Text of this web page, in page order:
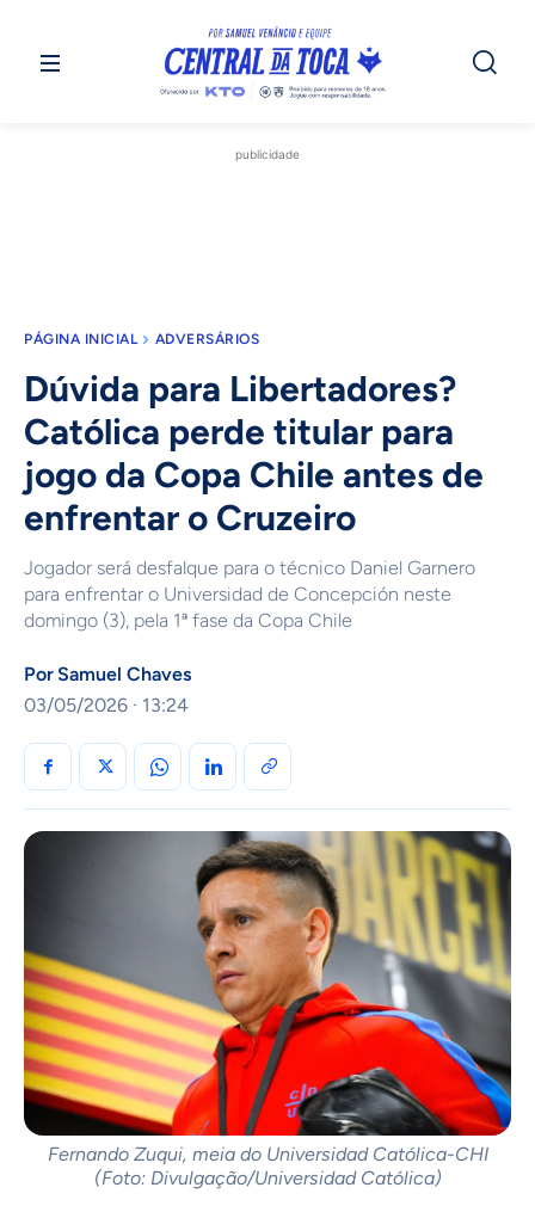
publicidade
PÁGINA INICIAL ADVERSÁRIOS
Dúvida para Libertadores?
Católica perde titular para
jogo da Copa Chile antes de
enfrentar o Cruzeiro
Jogador será desfalque para o técnico Daniel Garnero
para enfrentar o Universidad de Concepción neste
domingo (3), pela 1ª fase da Copa Chile
Por Samuel Chaves
03/05/2026 · 13:24
Fernando Zuqui, meia do Universidad Católica-CHI
(Foto: Divulgação/Universidad Católica)